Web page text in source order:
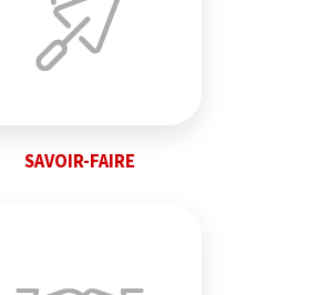
SAVOIR-FAIRE